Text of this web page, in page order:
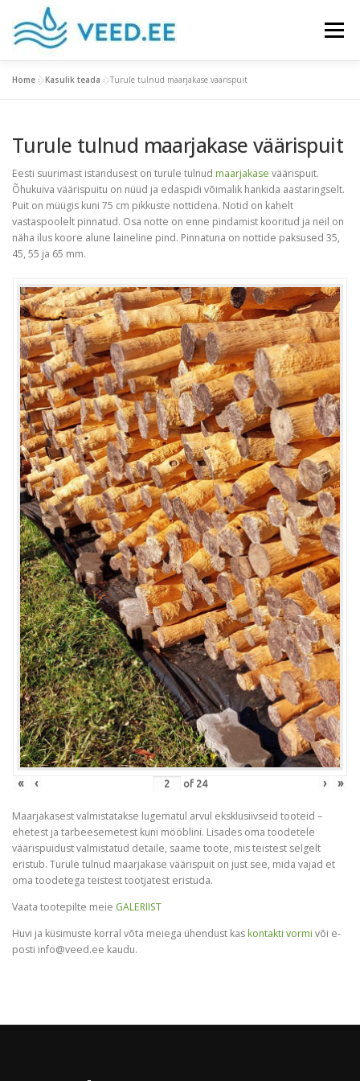
content
Menu
KASULIK TEADA GALERII KONTAKT
Home »Kasulik teada »Turule tulnud maarjakase väärispuit
Turule tulnud maarjakase väärispuit
Eesti suurimast istandusest on turule tulnud maarjakase väärispuit.
Õhukuiva väärispuitu on nüüd ja edaspidi võimalik hankida aastaringselt.
Puit on müügis kuni 75 cm pikkuste nottidena. Notid on kahelt
vastaspoolelt pinnatud. Osa notte on enne pindamist kooritud ja neil on
näha ilus koore alune laineline pind. Pinnatuna on nottide paksused 35,
45, 55 ja 65 mm.
« ‹ of 24 › »
Maarjakasest valmistatakse lugematul arvul eksklusiivseid tooteid –
ehetest ja tarbeesemetest kuni mööblini. Lisades oma toodetele
väärispuidust valmistatud detaile, saame toote, mis teistest selgelt
eristub. Turule tulnud maarjakase väärispuit on just see, mida vajad et
oma toodetega teistest tootjatest eristuda.
Vaata tootepilte meie GALERIIST
Huvi ja küsimuste korral võta meiega ühendust kas kontakti vormi või e-
posti info@veed.ee kaudu.